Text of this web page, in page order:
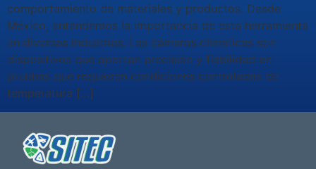
comportamiento de materiales y productos. Desde
México, entendemos la importancia de esta herramienta
en diversas industrias. Las cámaras climáticas son
dispositivos que aportan precisión y fiabilidad en
pruebas que requieren condiciones controladas de
temperatura […]